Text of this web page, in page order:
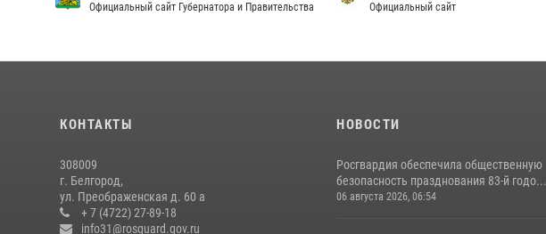
Официальный сайт Губернатора и Правительства Официальный сайт
КОНТАКТЫ
308009
г. Белгород,
ул. Преображенская д. 60 а
+ 7 (4722) 27-89-18
info31@rosguard.gov.ru
НОВОСТИ
Росгвардия обеспечила общественную
безопасность празднования 83-й годо...
06 августа 2026, 06:54